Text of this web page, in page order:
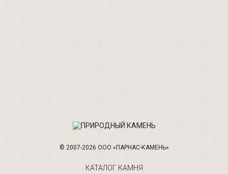
© 2007-2026 ООО «ПАРНАС-КАМЕНЬ»
КАТАЛОГ КАМНЯ